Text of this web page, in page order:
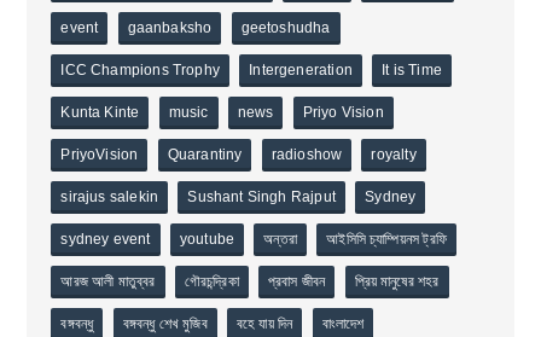
event gaanbaksho geetoshudha
ICC Champions Trophy Intergeneration It is Time
Kunta Kinte music news Priyo Vision
PriyoVision Quarantiny radioshow royalty
sirajus salekin Sushant Singh Rajput Sydney
sydney event youtube অন্তরা আইসিসি চ্যাম্পিয়নস ট্রফি
আরজ আলী মাতুব্বর গৌরচন্দ্রিকা প্রবাস জীবন প্রিয় মানুষের শহর
বঙ্গবন্ধু বঙ্গবন্ধু শেখ মুজিব বহে যায় দিন বাংলাদেশ